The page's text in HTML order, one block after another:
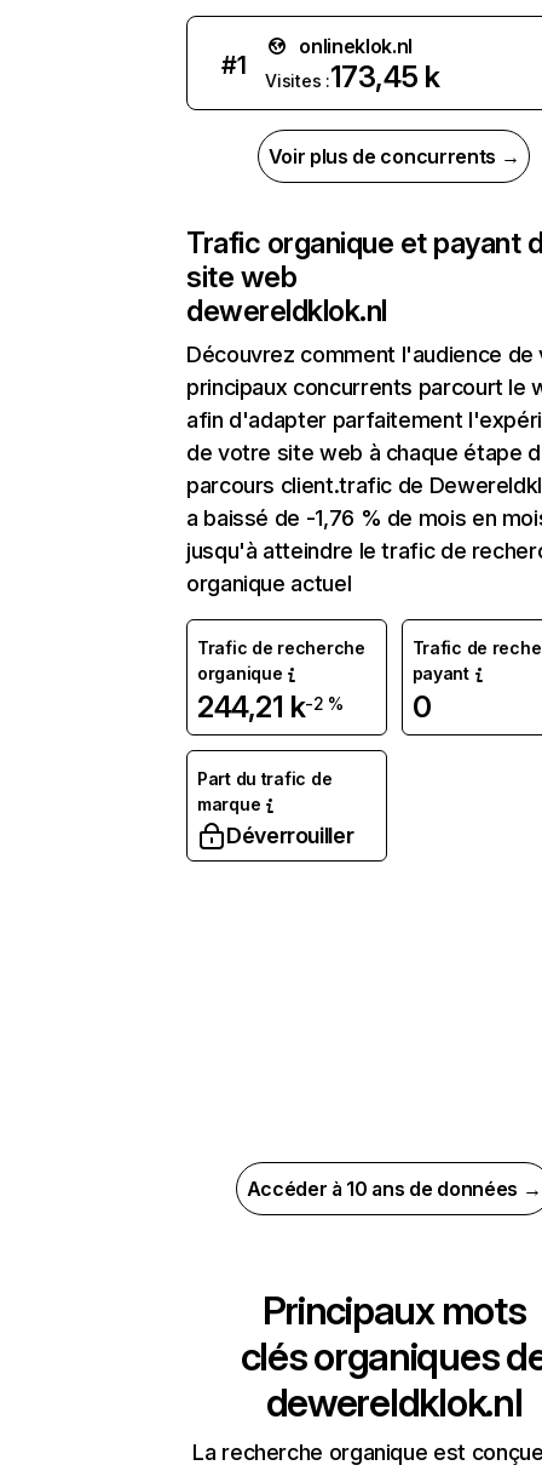
#1
onlineklok.nl
Visites :173,45 k
Voir plus de concurrents →
Trafic organique et payant
site web
dewereldklok.nl
Découvrez comment l'audience de
principaux concurrents parcourt le
afin d'adapter parfaitement
de votre site web à chaque étape
parcours client.trafic de
a baissé de -1,76 % de mois en
jusqu'à atteindre le trafic de
organique actuel
Trafic de recherche
organique
244,21 k-2 %
Trafic de
payant
0
Part du trafic de
marque
Déverrouiller
Accéder à 10 ans de données →
Principaux mots
clés organiques
dewereldklok.nl
La recherche organique est